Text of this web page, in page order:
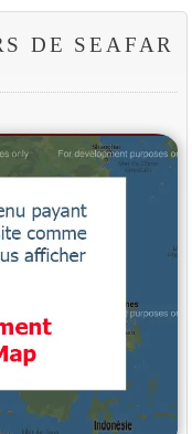
DE SEAFAR